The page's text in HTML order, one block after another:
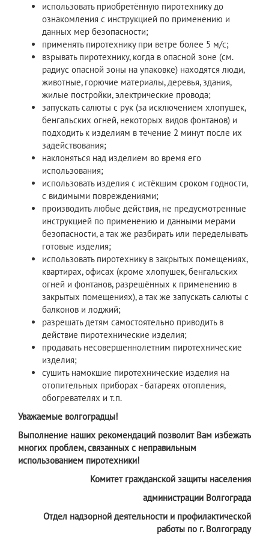
использовать приобретённую пиротехнику до
ознакомления с инструкцией по применению и
данных мер безопасности;
применять пиротехнику при ветре более 5 м/с;
взрывать пиротехнику, когда в опасной зоне (см.
радиус опасной зоны на упаковке) находятся люди,
животные, горючие материалы, деревья, здания,
жилые постройки, электрические провода;
запускать салюты с рук (за исключением хлопушек,
бенгальских огней, некоторых видов фонтанов) и
подходить к изделиям в течение 2 минут после их
задействования;
наклоняться над изделием во время его
использования;
использовать изделия с истёкшим сроком годности,
с видимыми повреждениями;
производить любые действия, не предусмотренные
инструкцией по применению и данными мерами
безопасности, а так же разбирать или переделывать
готовые изделия;
использовать пиротехнику в закрытых помещениях,
квартирах, офисах (кроме хлопушек, бенгальских
огней и фонтанов, разрешённых к применению в
закрытых помещениях), а так же запускать салюты с
балконов и лоджий;
разрешать детям самостоятельно приводить в
действие пиротехнические изделия;
продавать несовершеннолетним пиротехнические
изделия;
сушить намокшие пиротехнические изделия на
отопительных приборах - батареях отопления,
обогревателях и т.п.
Уважаемые волгоградцы!
Выполнение наших рекомендаций позволит Вам избежать
многих проблем, связанных с неправильным
использованием пиротехники!
Комитет гражданской защиты населения
администрации Волгограда
Отдел надзорной деятельности и профилактической
работы по г. Волгограду